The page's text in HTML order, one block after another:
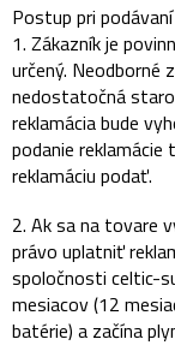
Postup pri
1. Zákazník je
určený. Neodborné
nedostatočná
reklamácia bude
podanie
reklamáciu podať.
2. Ak sa na tovare
právo uplatniť
spoločnosti celtic-
mesiacov (12
batérie) a začína